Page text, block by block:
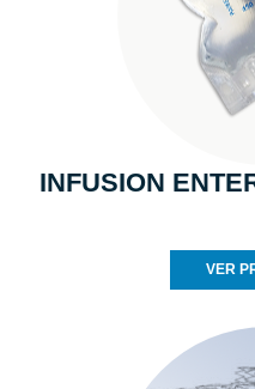
INFUSION
VER